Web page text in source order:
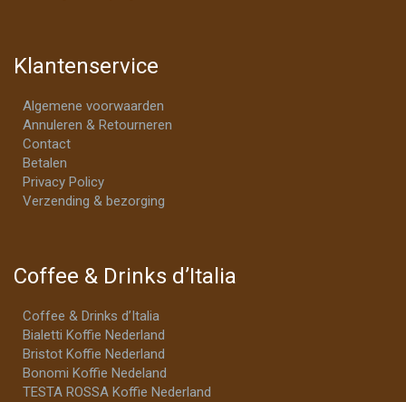
Klantenservice
Algemene voorwaarden
Annuleren & Retourneren
Contact
Betalen
Privacy Policy
Verzending & bezorging
Coffee & Drinks d’Italia
Coffee & Drinks d’Italia
Bialetti Koffie Nederland
Bristot Koffie Nederland
Bonomi Koffie Nedeland
TESTA ROSSA Koffie Nederland